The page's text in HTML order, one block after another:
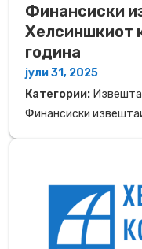
Финансиски
Хелсиншкиот
година
јули 31, 2025
Категории:
Финансиски